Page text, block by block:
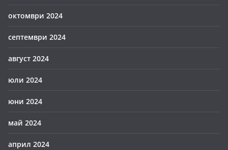
октомври 2024
септември 2024
август 2024
юли 2024
юни 2024
май 2024
април 2024